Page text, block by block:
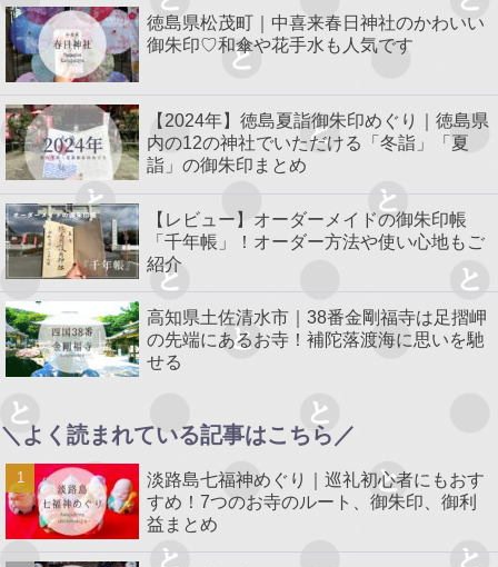
徳島県松茂町｜中喜来春日神社のかわいい
御朱印♡和傘や花手水も人気です
【2024年】徳島夏詣御朱印めぐり｜徳島県
内の12の神社でいただける「冬詣」「夏
詣」の御朱印まとめ
【レビュー】オーダーメイドの御朱印帳
「千年帳」！オーダー方法や使い心地もご
紹介
高知県土佐清水市｜38番金剛福寺は足摺岬
の先端にあるお寺！補陀落渡海に思いを馳
せる
＼よく読まれている記事はこちら／
淡路島七福神めぐり｜巡礼初心者にもおす
すめ！7つのお寺のルート、御朱印、御利
益まとめ